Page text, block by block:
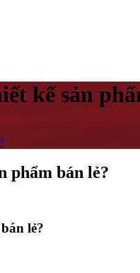
kế sản
phẩm bán lẻ?
lẻ?